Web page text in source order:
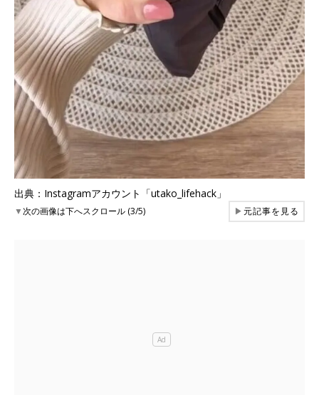
出典：Instagramアカウント「utako_lifehack」
▼次の画像は下へスクロール (3/5) ▶元記事を見る